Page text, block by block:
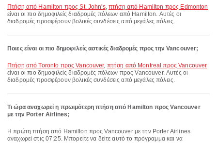
πτήση από Hamilton προς St. John's,πτήση από Hamilton προς Edmonton
είναι οι πιο δημοφιλείς διαδρομές πόλεων από Hamilton. Αυτές οι
διαδρομές προσφέρουν βολικές συνδέσεις από μεγάλες πόλεις.
Ποιες είναι οι πιο δημοφιλείς αστικές διαδρομές προς την Vancouver;
πτήση από Toronto προς Vancouver, πτήση από Montreal προς Vancouver
είναι οι πιο δημοφιλείς διαδρομές πόλεων προς Vancouver. Αυτές οι
διαδρομές προσφέρουν βολικές συνδέσεις από μεγάλες πόλεις.
Τι ώρα αναχωρεί η πρωιμότερη πτήση από Hamilton προς Vancouver
με την Porter Airlines;
Η πρώτη πτήση από Hamilton προς Vancouver με την Porter Airlines
αναχωρεί στις 07:25. Μπορείτε να δείτε αυτό το πρόγραμμα και να